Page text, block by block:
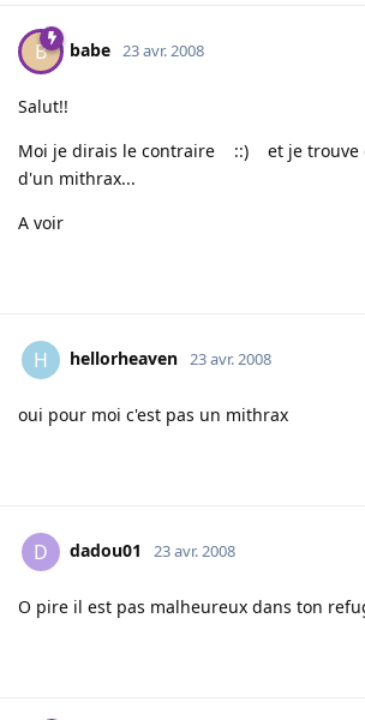
B babe 23 avr. 2008
Salut!!
Moi je dirais le contraire ::) et je trouve
d'un mithrax...
A voir
H hellorheaven 23 avr. 2008
oui pour moi c'est pas un mithrax
D dadou01 23 avr. 2008
O pire il est pas malheureux dans ton